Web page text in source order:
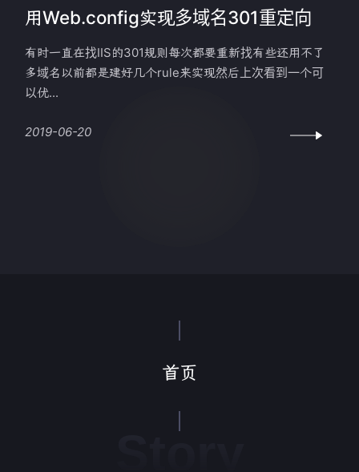
用Web.config实现多域名301重定向
有时一直在找IIS的301规则每次都要重新找有些还用不了
多域名以前都是建好几个rule来实现然后上次看到一个可
以优...
2019-06-20
首页